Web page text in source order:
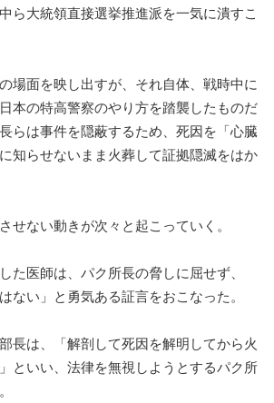
ら大統領直接選挙推進派を一気に潰すこ
場面を映し出すが、それ自体、戦時中に
本の特高警察のやり方を踏襲したものだ
らは事件を隠蔽するため、死因を「心臓
知らせないまま火葬して証拠隠滅をはか
せない動きが次々と起こっていく。
た医師は、パク所長の脅しに屈せず、
ない」と勇気ある証言をおこなった。
長は、「解剖して死因を解明してから火
といい、法律を無視しようとするパク所